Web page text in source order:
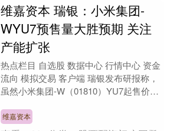
维嘉资本 瑞银：小米集团-
WYU7预售量大胜预期 关注
产能扩张
热点栏目 自选股 数据中心 行情中心 资金
流向 模拟交易 客户端 瑞银发布研报称，
虽然小米集团-W（01810）YU7起售价格
维嘉资本